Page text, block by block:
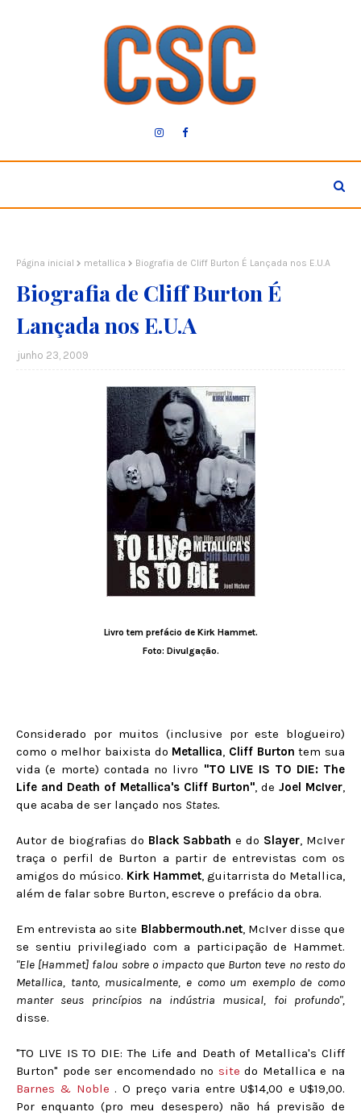
Página inicial metallica Biografia de Cliff Burton É Lançada nos E.U.A
Biografia de Cliff Burton É
Lançada nos E.U.A
junho 23, 2009
Livro tem prefácio de Kirk Hammet.
Foto: Divulgação.
Considerado por muitos (inclusive por este blogueiro)
como o melhor baixista do Metallica, Cliff Burton tem sua
vida (e morte) contada no livro "TO LIVE IS TO DIE: The
Life and Death of Metallica's Cliff Burton", de Joel McIver,
que acaba de ser lançado nos States.
Autor de biografias do Black Sabbath e do Slayer, McIver
traça o perfil de Burton a partir de entrevistas com os
amigos do músico. Kirk Hammet, guitarrista do Metallica,
além de falar sobre Burton, escreve o prefácio da obra.
Em entrevista ao site Blabbermouth.net, McIver disse que
se sentiu privilegiado com a participação de Hammet.
"Ele [Hammet] falou sobre o impacto que Burton teve no resto do
Metallica, tanto, musicalmente, e como um exemplo de como
manter seus princípios na indústria musical, foi profundo",
disse.
"TO LIVE IS TO DIE: The Life and Death of Metallica's Cliff
Burton" pode ser encomendado no sitedo Metallica e na
Barnes & Noble . O preço varia entre U$14,00 e U$19,00.
Por enquanto (pro meu desespero) não há previsão de